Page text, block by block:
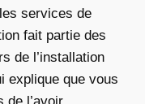
services de
fait partie des
de l’installation
explique que vous
de l’avoir